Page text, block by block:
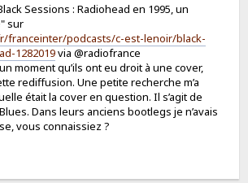
Sessions : Radiohead en 1995, un
sur
franceinter/podcasts/c-est-lenoir/black-
1282019via @radiofrance
moment qu’ils ont eu droit à une cover,
rediffusion. Une petite recherche m’a
était la cover en question. Il s’agit de
Dans leurs anciens bootlegs je n’avais
vous connaissiez ?